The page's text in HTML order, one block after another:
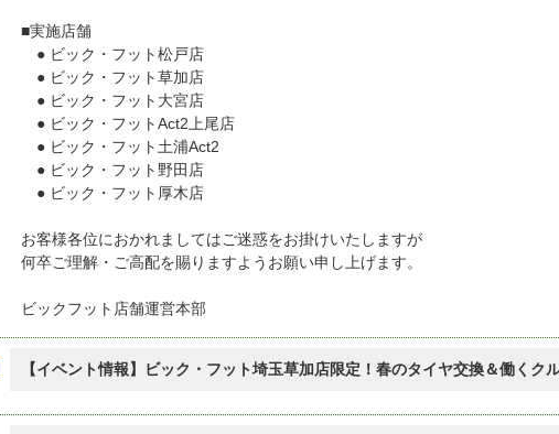
■実施店舗
● ビック・フット松戸店
● ビック・フット草加店
● ビック・フット大宮店
● ビック・フットAct2上尾店
● ビック・フット土浦Act2
● ビック・フット野田店
● ビック・フット厚木店
お客様各位におかれましてはご迷惑をお掛けいたしますが
何卒ご理解・ご高配を賜りますようお願い申し上げます。
ビックフット店舗運営本部
【イベント情報】ビック・フット埼玉草加店限定！春のタイヤ交換＆働くク